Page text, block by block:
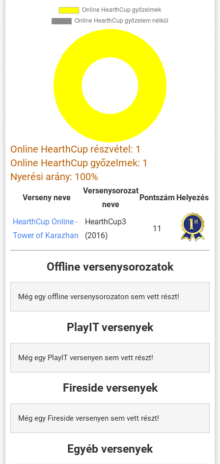
Online HearthCup részvétel: 1
Online HearthCup győzelmek: 1
Nyerési arány: 100%
Verseny neve
Versenysorozat
neve
Pontszám Helyezés
HearthCup Online -
Tower of Karazhan
HearthCup3
(2016)
11
Offline versenysorozatok
Még egy offline versenysorozaton sem vett részt!
PlayIT versenyek
Még egy PlayIT versenyen sem vett részt!
Fireside versenyek
Még egy Fireside versenyen sem vett részt!
Egyéb versenyek